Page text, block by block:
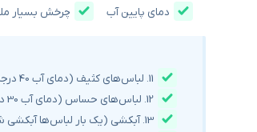
دمای پایین آب چرخش بسیار
11. لباس‌های کثیف (دمای آب 40 درجه) (آبگیری از محفظه ۲ جاپودری)
12. لباس‌های حساس (دمای آب 30 درجه) (آبگیری از محفظه ۲ جاپودری)
13. آبکشی (یک بار لباس‌ها آبکشی شده و به مدت کوتاه موتور کار کرده و تخلیه و دور خشک کن میزند)